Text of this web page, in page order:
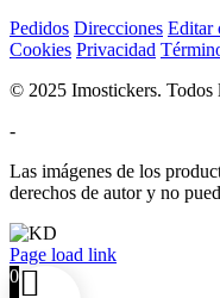
Pedidos Direcciones Editar
Cookies Privacidad
© 2025 Imostickers. Todos
-
Las imágenes de los
derechos de autor y no
Facebook
Twitter
Instagram
Pinterest
Page load link
0